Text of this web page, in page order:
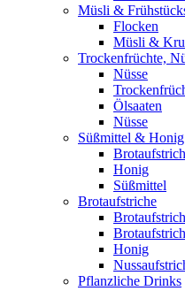
Müsli &
Flocken
Müsli &
Trockenfrüchte,
Nüsse
Ölsaaten
Nüsse
Süßmittel & Honig
Honig
Süßmittel
Brotaufstriche
Honig
Pflanzliche Drinks